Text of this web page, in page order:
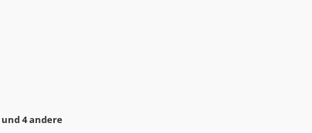
und 4 andere